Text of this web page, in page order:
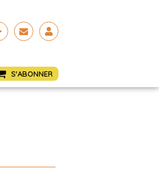
S'ABONNER